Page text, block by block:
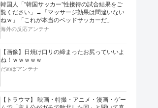
韓国人「“韓国サッカー”性接待の試合結果をご
覧ください」→「マッサージ効果は間違いない
ねｗ」「これが本当のベッドサッカーだ」
海外の反応アンテナ
【画像】日焼け口リの締まったお尻っていいよ
ね！ｗｗｗｗｗ
だめぽアンテナ
【トラウマ】 映画・特撮・アニメ・漫画・ゲー